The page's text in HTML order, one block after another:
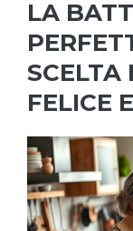
LA
SCELTA
FELICE